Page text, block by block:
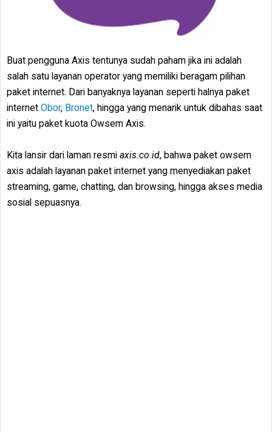
Buat pengguna Axis tentunya sudah paham jika ini adalah
salah satu layanan operator yang memiliki beragam pilihan
paket internet. Dari banyaknya layanan seperti halnya paket
internet Obor, Bronet, hingga yang menarik untuk dibahas saat
ini yaitu paket kuota Owsem Axis.
Kita lansir dari laman resmi axis.co.id, bahwa paket owsem
axis adalah layanan paket internet yang menyediakan paket
streaming, game, chatting, dan browsing, hingga akses media
sosial sepuasnya.